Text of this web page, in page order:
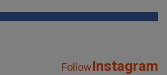
FollowInstagram